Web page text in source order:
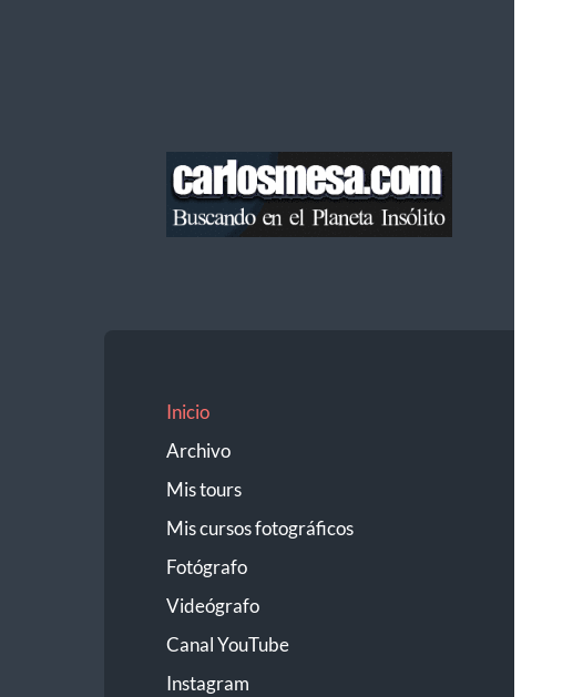
Inicio
Archivo
Mis tours
Mis cursos fotográficos
Fotógrafo
Videógrafo
Canal YouTube
Instagram